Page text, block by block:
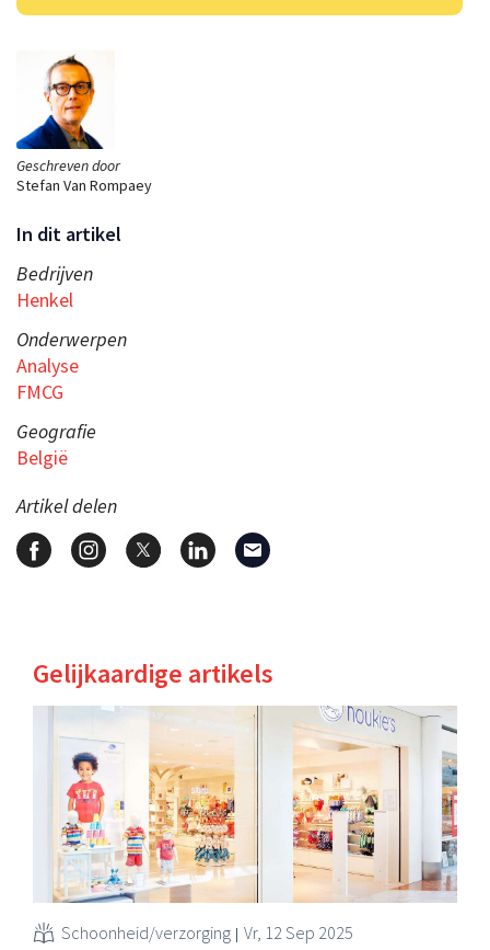
Geschreven door
Stefan Van Rompaey
In dit artikel
Bedrijven
Henkel
Onderwerpen
Analyse
FMCG
Geografie
België
Artikel delen
Gelijkaardige artikels
Schoonheid/verzorging Vr, 12 Sep 2025